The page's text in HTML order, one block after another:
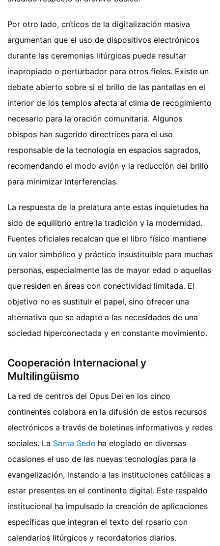
Por otro lado, críticos de la digitalización masiva
argumentan que el uso de dispositivos electrónicos
durante las ceremonias litúrgicas puede resultar
inapropiado o perturbador para otros fieles. Existe un
debate abierto sobre si el brillo de las pantallas en el
interior de los templos afecta al clima de recogimiento
necesario para la oración comunitaria. Algunos
obispos han sugerido directrices para el uso
responsable de la tecnología en espacios sagrados,
recomendando el modo avión y la reducción del brillo
para minimizar interferencias.
La respuesta de la prelatura ante estas inquietudes ha
sido de equilibrio entre la tradición y la modernidad.
Fuentes oficiales recalcan que el libro físico mantiene
un valor simbólico y práctico insustituible para muchas
personas, especialmente las de mayor edad o aquellas
que residen en áreas con conectividad limitada. El
objetivo no es sustituir el papel, sino ofrecer una
alternativa que se adapte a las necesidades de una
sociedad hiperconectada y en constante movimiento.
Cooperación Internacional y
Multilingüismo
La red de centros del Opus Dei en los cinco
continentes colabora en la difusión de estos recursos
electrónicos a través de boletines informativos y redes
sociales. La Santa Sede ha elogiado en diversas
ocasiones el uso de las nuevas tecnologías para la
evangelización, instando a las instituciones católicas a
estar presentes en el continente digital. Este respaldo
institucional ha impulsado la creación de aplicaciones
específicas que integran el texto del rosario con
calendarios litúrgicos y recordatorios diarios.